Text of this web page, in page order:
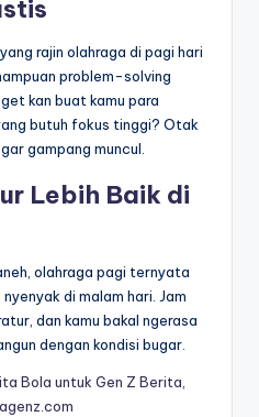
rajin olahraga di pagi hari
problem-solving
kan buat kamu para
butuh fokus tinggi? Otak
gampang muncul.
Lebih Baik di
olahraga pagi ternyata
di malam hari. Jam
dan kamu bakal ngerasa
dengan kondisi bugar.
Bola untuk Gen Z Berita,